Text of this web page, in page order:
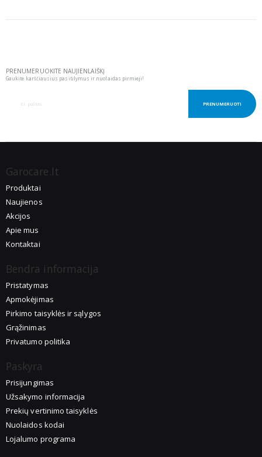
PRENUMERUOKITE NAUJIENLAIŠKĮ
Gaukite karščiausius pasiūlymus ir nuolaidas pirmieji!
PRENUMERUOTI
Garocare.lt
Produktai
Naujienos
Akcijos
Apie mus
Kontaktai
Bendra informacija
Pristatymas
Apmokėjimas
Pirkimo taisyklės ir sąlygos
Grąžinimas
Privatumo politika
Paskyra
Prisijungimas
Užsakymo informacija
Prekių vertinimo taisyklės
Nuolaidos kodai
Lojalumo programa